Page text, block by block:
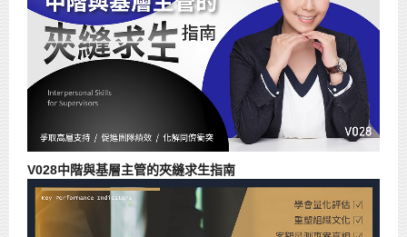
V028中階與基層主管的夾縫求生指南